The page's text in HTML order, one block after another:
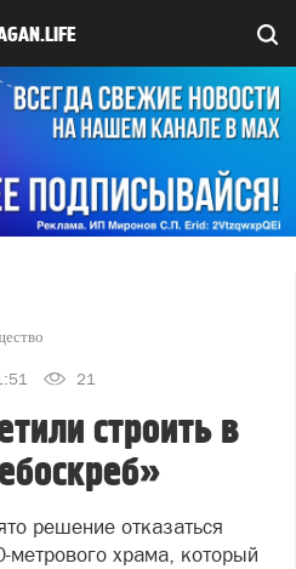
21
строить в
решение отказаться
метрового храма, который